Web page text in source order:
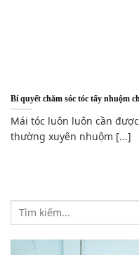
Bí quyết chăm sóc tóc tẩy nhuộm
Mái tóc luôn luôn cần
thường xuyên nhuộm [...]